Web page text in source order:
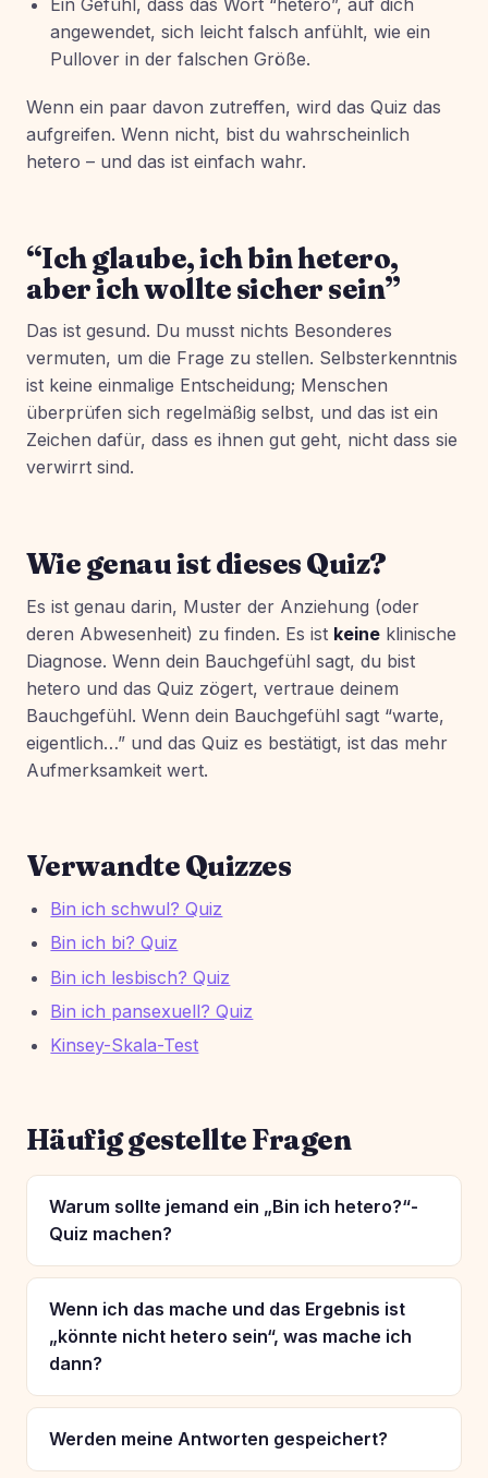
angewendet, sich leicht falsch anfühlt, wie ein
Pullover in der falschen Größe.
Wenn ein paar davon zutreffen, wird das Quiz das
aufgreifen. Wenn nicht, bist du wahrscheinlich
hetero – und das ist einfach wahr.
“Ich glaube, ich bin hetero,
aber ich wollte sicher sein”
Das ist gesund. Du musst nichts Besonderes
vermuten, um die Frage zu stellen. Selbsterkenntnis
ist keine einmalige Entscheidung; Menschen
überprüfen sich regelmäßig selbst, und das ist ein
Zeichen dafür, dass es ihnen gut geht, nicht dass sie
verwirrt sind.
Wie genau ist dieses Quiz?
Es ist genau darin, Muster der Anziehung (oder
deren Abwesenheit) zu finden. Es ist keine klinische
Diagnose. Wenn dein Bauchgefühl sagt, du bist
hetero und das Quiz zögert, vertraue deinem
Bauchgefühl. Wenn dein Bauchgefühl sagt “warte,
eigentlich…” und das Quiz es bestätigt, ist das mehr
Aufmerksamkeit wert.
Verwandte Quizzes
Bin ich schwul? Quiz
Bin ich bi? Quiz
Bin ich lesbisch? Quiz
Bin ich pansexuell? Quiz
Kinsey-Skala-Test
Häufig gestellte Fragen
Warum sollte jemand ein „Bin ich hetero?“-
Quiz machen?
Wenn ich das mache und das Ergebnis ist
„könnte nicht hetero sein“, was mache ich
dann?
Werden meine Antworten gespeichert?